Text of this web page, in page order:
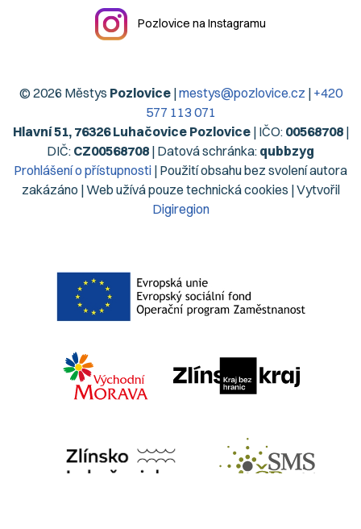
Pozlovice na Instagramu
© 2026 Městys Pozlovice|mestys@pozlovice.cz | +420
577 113 071
Hlavní 51, 76326 Luhačovice Pozlovice| IČO: 00568708|
DIČ: CZ00568708 | Datová schránka: qubbzyg
Prohlášení o přístupnosti | Použití obsahu bez svolení autora
zakázáno | Web užívá pouze technická cookies | Vytvořil
Digiregion